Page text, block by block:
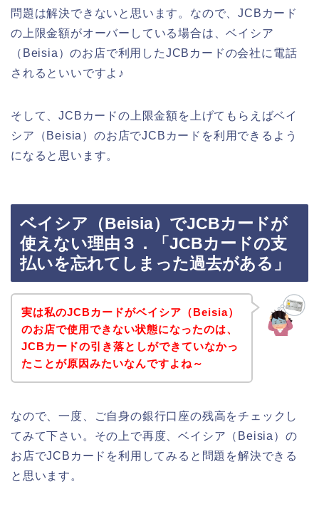
問題は解決できないと思います。なので、JCBカード
の上限金額がオーバーしている場合は、ベイシア
（Beisia）のお店で利用したJCBカードの会社に電話
されるといいですよ♪
そして、JCBカードの上限金額を上げてもらえばベイ
シア（Beisia）のお店でJCBカードを利用できるよう
になると思います。
ベイシア（Beisia）でJCBカードが
使えない理由３．「JCBカードの支
払いを忘れてしまった過去がある」
実は私のJCBカードがベイシア（Beisia）
のお店で使用できない状態になったのは、
JCBカードの引き落としができていなかっ
たことが原因みたいなんですよね～
なので、一度、ご自身の銀行口座の残高をチェックし
てみて下さい。その上で再度、ベイシア（Beisia）の
お店でJCBカードを利用してみると問題を解決できる
と思います。